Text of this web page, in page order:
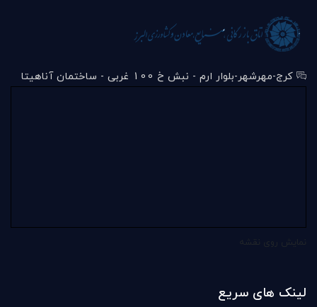
کرج-مهرشهر-بلوار ارم - نبش خ 100 غربی - ساختمان آناهیتا
لینک های سریع